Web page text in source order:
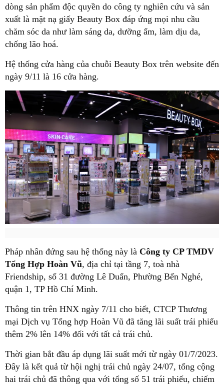
dòng sản phẩm độc quyền do công ty nghiên cứu và sản
xuất là mặt nạ giấy Beauty Box đáp ứng mọi nhu cầu
chăm sóc da như làm sáng da, dưỡng ẩm, làm dịu da,
chống lão hoá.
Hệ thống cửa hàng của chuỗi Beauty Box trên website đến
ngày 9/11 là 16 cửa hàng.
Pháp nhân đứng sau hệ thống này là Công ty CP TMDV
Tổng Hợp Hoàn Vũ, địa chỉ tại tầng 7, toà nhà
Friendship, số 31 đường Lê Duẩn, Phường Bến Nghé,
quận 1, TP Hồ Chí Minh.
Thông tin trên HNX ngày 7/11 cho biết, CTCP Thương
mại Dịch vụ Tổng hợp Hoàn Vũ đã tăng lãi suất trái phiếu
thêm 2% lên 14% đối với tất cả trái chủ.
Thời gian bắt đầu áp dụng lãi suất mới từ ngày 01/7/2023.
Đây là kết quả từ hội nghị trái chủ ngày 24/07, tổng cộng
hai trái chủ đã thông qua với tổng số 51 trái phiếu, chiếm